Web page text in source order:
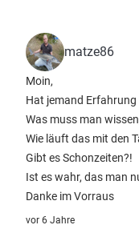
matze86
Moin,
Hat jemand
Was muss man
Wie läuft das mit den
Gibt es Schonzeiten?!
Ist es wahr, das man
Danke im Vorraus
vor 6 Jahre